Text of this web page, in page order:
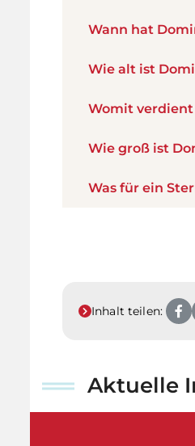
Wann hat
Wie alt ist
Womit verdient
Wie groß ist
Was für ein
Inhalt teilen:
Aktuelle